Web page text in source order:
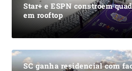
Star+ e ESPN constroem
em rooftop
SC ganha residencial com